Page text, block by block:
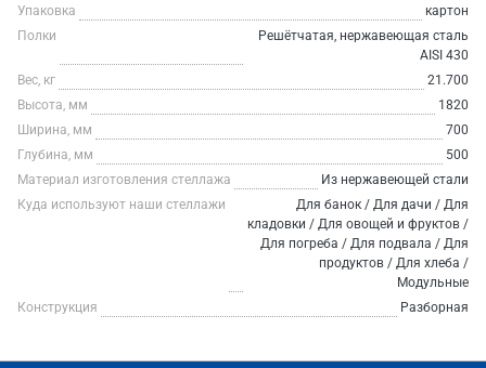
Упаковка
картон
Полки
Решётчатая, нержавеющая сталь
AISI 430
Вес, кг
21.700
Высота, мм
1820
Ширина, мм
700
Глубина, мм
500
Материал изготовления стеллажа
Из нержавеющей стали
Куда используют наши стеллажи
Для банок / Для дачи / Для
кладовки / Для овощей и фруктов /
Для погреба / Для подвала / Для
продуктов / Для хлеба /
Модульные
Конструкция
Разборная